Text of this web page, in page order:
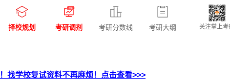
择校规划 考研调剂 考研分数线 考研大纲 关注掌上考
找学校复试资料不再麻烦！点击查看>>>